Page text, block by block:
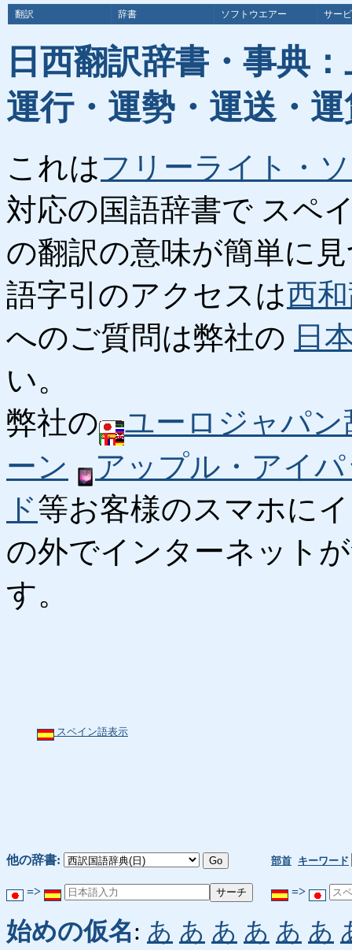
翻訳 辞書 ソフトウエアー サー
日西翻訳辞書・事典
運行・運勢・運送・
これはフリーライト・
対応の国語辞書で スペ
の翻訳の意味が簡単に
語字引のアクセスは西
へのご質問は弊社の 日
い。
弊社の
ユーロジャパン
ーン
アップル・アイ
ド等お客様のスマホに
の外でインターネット
す。
スペイン語表示
他の辞書: 部首 キーワード
=> =>
始めの仮名: あ あ あ あ あ あ